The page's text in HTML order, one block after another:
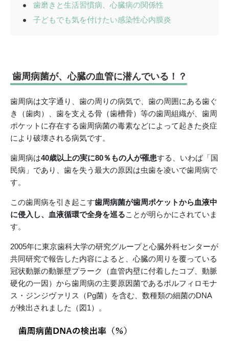
歯磨きと生活習慣病、心臓病の関係性
子どもでも気を付けたい感染性心内膜炎
歯周病菌が、心臓の血管に潜んでいる！？
歯周病は文字通り、歯の周りの病気で、歯の周囲にある歯ぐ
き（歯肉）、歯を支える骨（歯槽骨）等の歯周組織が、歯周
ポケットに存在する歯周病菌の毒素などによって起きた炎症
により破壊される病気です。
歯周病は40歳以上の実に80％もの人が罹患する、いわば「国
民病」であり、歯を失う最大の原因は虫歯を凌いで歯周病で
す。
この歯周病を引き起こす歯周病菌が歯周ポケットから血液中
に侵入し、血液循環で全身を巡ることが明らかにされていま
す。
2005年に東京歯科大学の研究グループと心臓外科センターが
共同研究で報告した内容によると、心臓の周りを覆っている
冠状動脈の動脈壁プラーク（血管内壁に付着したコブ、動脈
硬化の一因）から歯周病の主要原因菌であるポルフィロモナ
ス・ジンジヴァリス（Pg菌）を含む、数種類の細菌のDNA
が検出されました（図1）。